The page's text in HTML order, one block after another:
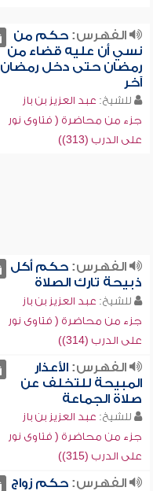
الفهرس:حكم من
نسي أن عليه قضاء من
رمضان حتى دخل رمضان
آخر
للشيخ: عبد العزيز بن باز
جزء من محاضرة ( فتاوى نور
على الدرب (313))
الفهرس:حكم أكل
ذبيحة تارك الصلاة
للشيخ: عبد العزيز بن باز
جزء من محاضرة ( فتاوى نور
على الدرب (314))
الفهرس:الأعذار
المبيحة للتخلف عن
صلاة الجماعة
للشيخ: عبد العزيز بن باز
جزء من محاضرة ( فتاوى نور
على الدرب (315))
الفهرس:حكم زواج